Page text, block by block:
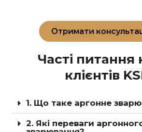
Отримати
Часті питання
клієнтів
1. Що таке аргонне
2. Які переваги